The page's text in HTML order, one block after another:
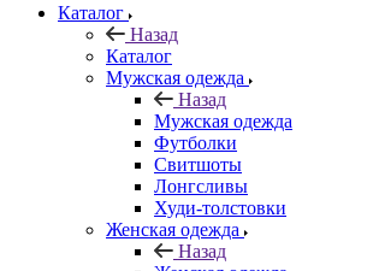
Каталог
Назад
Каталог
Мужская одежда
Назад
Мужская одежда
Футболки
Свитшоты
Лонгсливы
Худи-толстовки
Женская одежда
Назад